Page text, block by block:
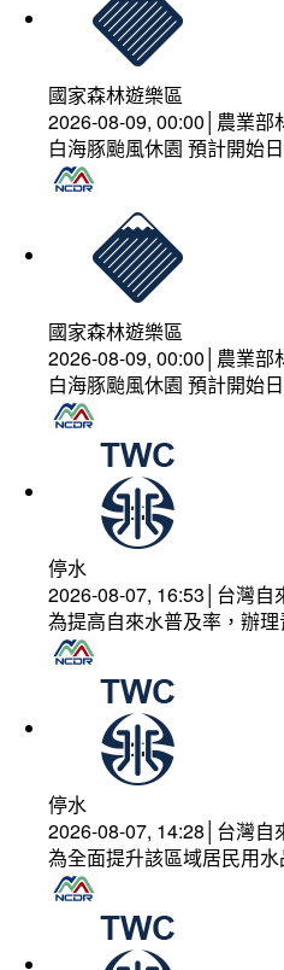
國家森林遊樂區
2026-08-09, 00:00│農業部
白海豚颱風休園 預計開始
國家森林遊樂區
2026-08-09, 00:00│農業部
白海豚颱風休園 預計開始
停水
2026-08-07, 16:53│台灣自
為提高自來水普及率，辦
停水
2026-08-07, 14:28│台灣自
為全面提升該區域居民用